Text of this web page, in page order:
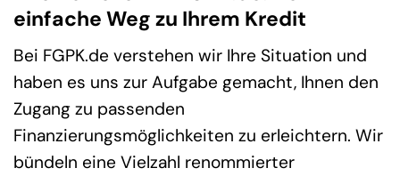
einfache Weg zu Ihrem Kredit
Bei FGPK.de verstehen wir Ihre Situation und
haben es uns zur Aufgabe gemacht, Ihnen den
Zugang zu passenden
Finanzierungsmöglichkeiten zu erleichtern. Wir
bündeln eine Vielzahl renommierter